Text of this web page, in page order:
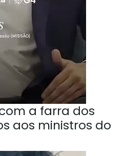
a farra dos
aos ministros do